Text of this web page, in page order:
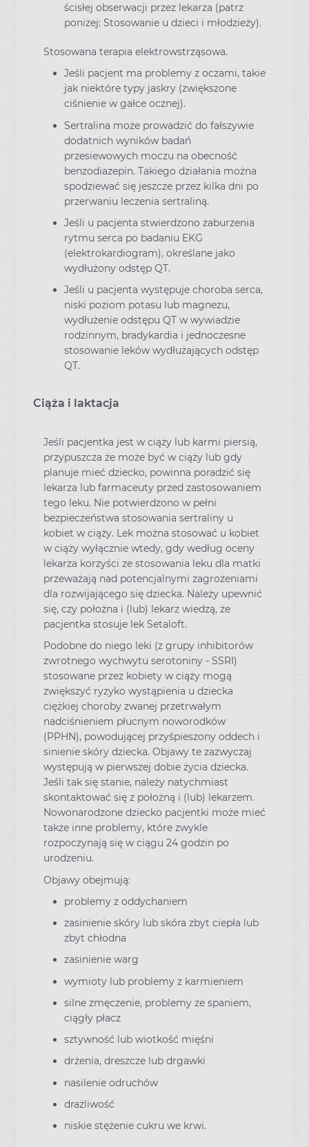
ścisłej obserwacji przez lekarza (patrz
poniżej: Stosowanie u dzieci i młodzieży).
Stosowana terapia elektrowstrząsowa.
Jeśli pacjent ma problemy z oczami, takie
jak niektóre typy jaskry (zwiększone
ciśnienie w gałce ocznej).
Sertralina może prowadzić do fałszywie
dodatnich wyników badań
przesiewowych moczu na obecność
benzodiazepin. Takiego działania można
spodziewać się jeszcze przez kilka dni po
przerwaniu leczenia sertraliną.
Jeśli u pacjenta stwierdzono zaburzenia
rytmu serca po badaniu EKG
(elektrokardiogram), określane jako
wydłużony odstęp QT.
Jeśli u pacjenta występuje choroba serca,
niski poziom potasu lub magnezu,
wydłużenie odstępu QT w wywiadzie
rodzinnym, bradykardia i jednoczesne
stosowanie leków wydłużających odstęp
QT.
Ciąża i laktacja
Jeśli pacjentka jest w ciąży lub karmi piersią,
przypuszcza że może być w ciąży lub gdy
planuje mieć dziecko, powinna poradzić się
lekarza lub farmaceuty przed zastosowaniem
tego leku. Nie potwierdzono w pełni
bezpieczeństwa stosowania sertraliny u
kobiet w ciąży. Lek można stosować u kobiet
w ciąży wyłącznie wtedy, gdy według oceny
lekarza korzyści ze stosowania leku dla matki
przeważają nad potencjalnymi zagrożeniami
dla rozwijającego się dziecka. Należy upewnić
się, czy położna i (lub) lekarz wiedzą, że
pacjentka stosuje lek Setaloft.
Podobne do niego leki (z grupy inhibitorów
zwrotnego wychwytu serotoniny - SSRI)
stosowane przez kobiety w ciąży mogą
zwiększyć ryzyko wystąpienia u dziecka
ciężkiej choroby zwanej przetrwałym
nadciśnieniem płucnym noworodków
(PPHN), powodującej przyśpieszony oddech i
sinienie skóry dziecka. Objawy te zazwyczaj
występują w pierwszej dobie życia dziecka.
Jeśli tak się stanie, należy natychmiast
skontaktować się z położną i (lub) lekarzem.
Nowonarodzone dziecko pacjentki może mieć
także inne problemy, które zwykle
rozpoczynają się w ciągu 24 godzin po
urodzeniu.
Objawy obejmują:
problemy z oddychaniem
zasinienie skóry lub skóra zbyt ciepła lub
zbyt chłodna
zasinienie warg
wymioty lub problemy z karmieniem
silne zmęczenie, problemy ze spaniem,
ciągły płacz
sztywność lub wiotkość mięśni
drżenia, dreszcze lub drgawki
nasilenie odruchów
drażliwość
niskie stężenie cukru we krwi.